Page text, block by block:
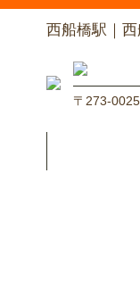
西船橋駅｜
〒273-